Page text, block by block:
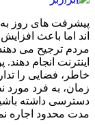
پیشرفت های روز به
اند اما باعث
مردم ترجیح می
اینترنت انجام
خاطر، فضایی را
زمان، به فرد
دسترسی داشته
مدت محدود اجاره